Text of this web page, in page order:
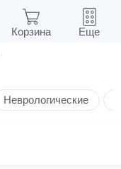
Неврологические
Корзина Еще